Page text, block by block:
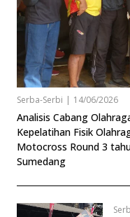
Serba-Serbi | 14/06/2026
Analisis Cabang
Kepelatihan Fisik
Motocross Round 3
Sumedang